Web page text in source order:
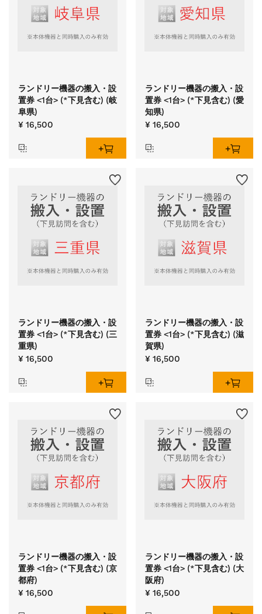
ランドリー機器の搬入・設
置券 <1台> (*下見含む) (岐
阜県)
¥ 16,500
ランドリー機器の搬入・設
置券 <1台> (*下見含む) (愛
知県)
¥ 16,500
ランドリー機器の搬入・設
置券 <1台> (*下見含む) (三
重県)
¥ 16,500
ランドリー機器の搬入・設
置券 <1台> (*下見含む) (滋
賀県)
¥ 16,500
ランドリー機器の搬入・設
置券 <1台> (*下見含む) (京
都府)
¥ 16,500
ランドリー機器の搬入・設
置券 <1台> (*下見含む) (大
阪府)
¥ 16,500